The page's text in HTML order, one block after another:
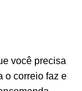
você precisa
o correio faz e